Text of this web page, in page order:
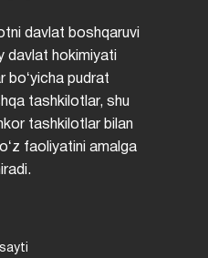
davlat boshqaruvi
davlat hokimiyati
boʻyicha pudrat
tashkilotlar, shu
tashkilotlar bilan
faoliyatini amalga